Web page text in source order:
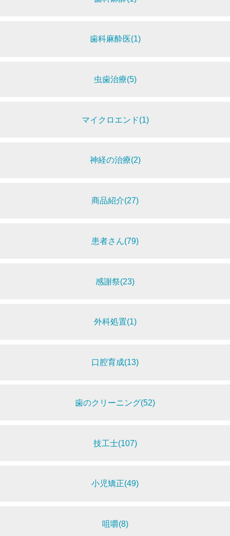
歯科麻酔医(1)
虫歯治療(5)
マイクロエンド(1)
神経の治療(2)
商品紹介(27)
患者さん(79)
感謝祭(23)
外科処置(1)
口腔育成(13)
歯のクリーニング(52)
技工士(107)
小児矯正(49)
咀嚼(8)